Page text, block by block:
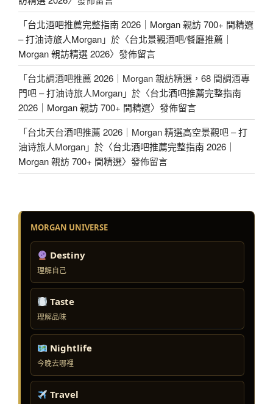
「台北酒吧推薦完整指南 2026｜Morgan 親訪 700+ 間精選
– 打油诗旅人Morgan」於〈台北景觀酒吧/餐廳推薦｜
Morgan 親訪精選 2026〉發佈留言
「台北調酒吧推薦 2026｜Morgan 親訪精選，68 間調酒專
門吧 – 打油诗旅人Morgan」於〈台北酒吧推薦完整指南
2026｜Morgan 親訪 700+ 間精選〉發佈留言
「台北天台酒吧推薦 2026｜Morgan 精選高空景觀吧 – 打
油诗旅人Morgan」於〈台北酒吧推薦完整指南 2026｜
Morgan 親訪 700+ 間精選〉發佈留言
MORGAN UNIVERSE
Destiny
理解自己
Taste
理解品味
Nightlife
今晚去哪裡
Travel